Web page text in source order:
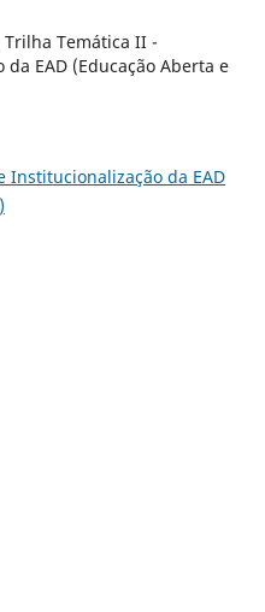
Trilha Temática II -
EAD (Educação Aberta e
Institucionalização da EAD